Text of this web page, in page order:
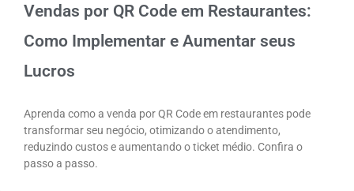
Vendas por QR Code em Restaurantes:
Como Implementar e Aumentar seus
Lucros
Aprenda como a venda por QR Code em restaurantes pode
transformar seu negócio, otimizando o atendimento,
reduzindo custos e aumentando o ticket médio. Confira o
passo a passo.